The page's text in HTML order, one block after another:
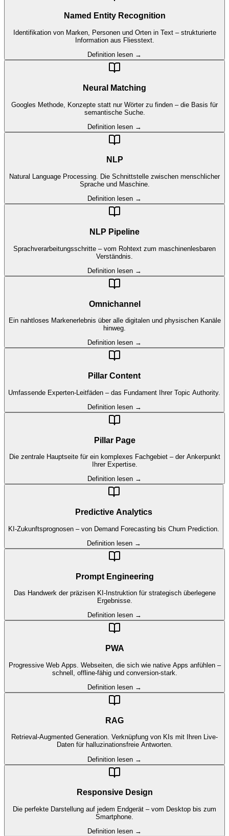
Named Entity Recognition
Identifikation von Marken, Personen und Orten in Text – strukturierte
Information aus Fliesstext.
Definition lesen →
Neural Matching
Googles Methode, Konzepte statt nur Wörter zu finden – die Basis für
semantische Suche.
Definition lesen →
NLP
Natural Language Processing. Die Schnittstelle zwischen menschlicher
Sprache und Maschine.
Definition lesen →
NLP Pipeline
Sprachverarbeitungsschritte – vom Rohtext zum maschinenlesbaren
Verständnis.
Definition lesen →
Omnichannel
Ein nahtloses Markenerlebnis über alle digitalen und physischen Kanäle
hinweg.
Definition lesen →
Pillar Content
Umfassende Experten-Leitfäden – das Fundament Ihrer Topic Authority.
Definition lesen →
Pillar Page
Die zentrale Hauptseite für ein komplexes Fachgebiet – der Ankerpunkt
Ihrer Expertise.
Definition lesen →
Predictive Analytics
KI-Zukunftsprognosen – von Demand Forecasting bis Churn Prediction.
Definition lesen →
Prompt Engineering
Das Handwerk der präzisen KI-Instruktion für strategisch überlegene
Ergebnisse.
Definition lesen →
PWA
Progressive Web Apps. Webseiten, die sich wie native Apps anfühlen –
schnell, offline-fähig und conversion-stark.
Definition lesen →
RAG
Retrieval-Augmented Generation. Verknüpfung von KIs mit Ihren Live-
Daten für halluzinationsfreie Antworten.
Definition lesen →
Responsive Design
Die perfekte Darstellung auf jedem Endgerät – vom Desktop bis zum
Smartphone.
Definition lesen →